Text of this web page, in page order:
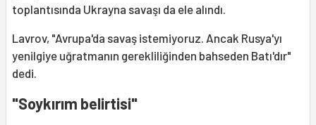
toplantısında Ukrayna savaşı da ele alındı.
Lavrov, "Avrupa'da savaş istemiyoruz. Ancak Rusya'yı
yenilgiye uğratmanın gerekliliğinden bahseden Batı'dır"
dedi.
"Soykırım belirtisi"